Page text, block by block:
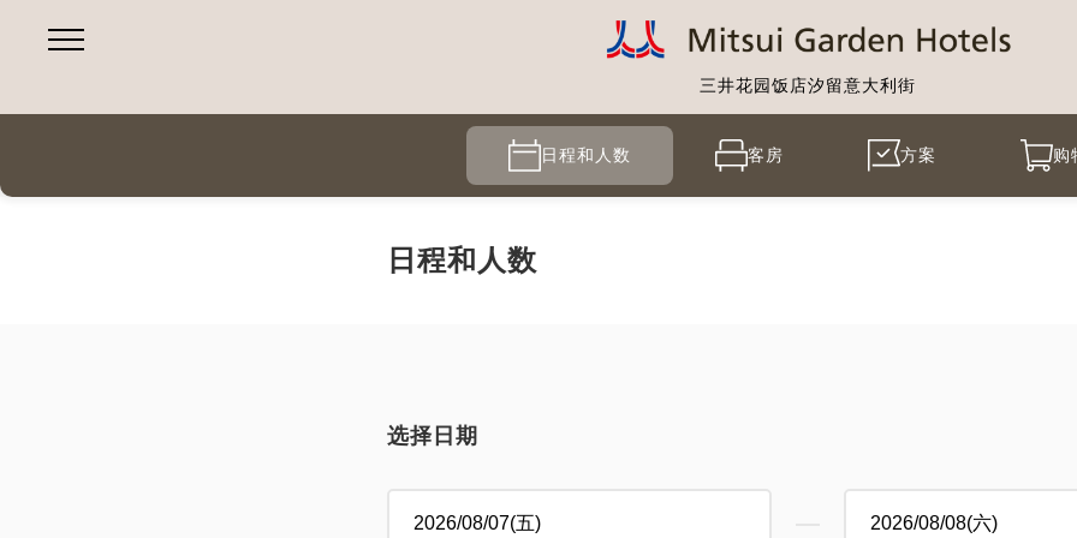
三井花园饭店汐留意大利街
日程和人数 客房 方案 购
日程和人数
选择日期